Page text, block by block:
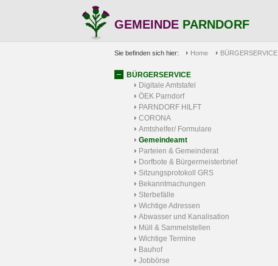
GEMEINDE PARNDORF
Sie befinden sich hier: Home BÜRGERSERVICE
BÜRGERSERVICE
Digitale Amtstafel
ÖEK Parndorf
PARNDORF HILFT
CORONA
Amtshelfer/ Formulare
Gemeindeamt
Parteien & Gemeinderat
Dorfbote & Bürgermeisterbrief
Sitzungsprotokoll GRS
Bekanntmachungen
Sterbefälle
Wichtige Adressen
Abwasser und Kanalisation
Müll & Sammelstellen
Wichtige Termine
Bauhof
Jobbörse